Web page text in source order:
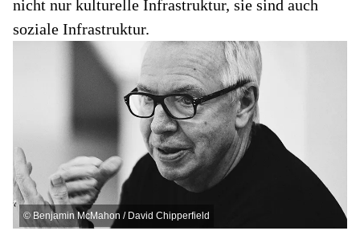
© Benjamin McMahon / David Chipperfield
nicht nur kulturelle Infrastruktur, sie sind auch
soziale Infrastruktur.